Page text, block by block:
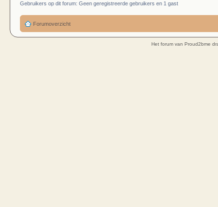
Gebruikers op dit forum: Geen geregistreerde gebruikers en 1 gast
Forumoverzicht
Het forum van Proud2bme